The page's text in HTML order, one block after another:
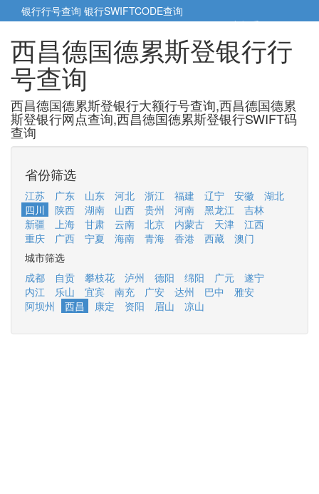
银行行号查询 银行SWIFTCODE查询
5cm小帮手5cm.cn
西昌德国德累斯登银行行
号查询
西昌德国德累斯登银行大额行号查询,西昌德国德累
斯登银行网点查询,西昌德国德累斯登银行SWIFT码
查询
省份筛选
江苏 广东 山东 河北 浙江 福建 辽宁 安徽
湖北
四川
陕西 湖南 山西 贵州 河南 黑龙江
吉林
新疆
上海 甘肃 云南 北京 内蒙古 天津
江西
重庆
广西 宁夏 海南 青海 香港 西藏
澳门
城市筛选
成都
自贡 攀枝花 泸州 德阳 绵阳 广元
遂宁
内江
乐山 宜宾 南充 广安 达州 巴中
雅安
阿坝州
西昌 康定 资阳 眉山 凉山